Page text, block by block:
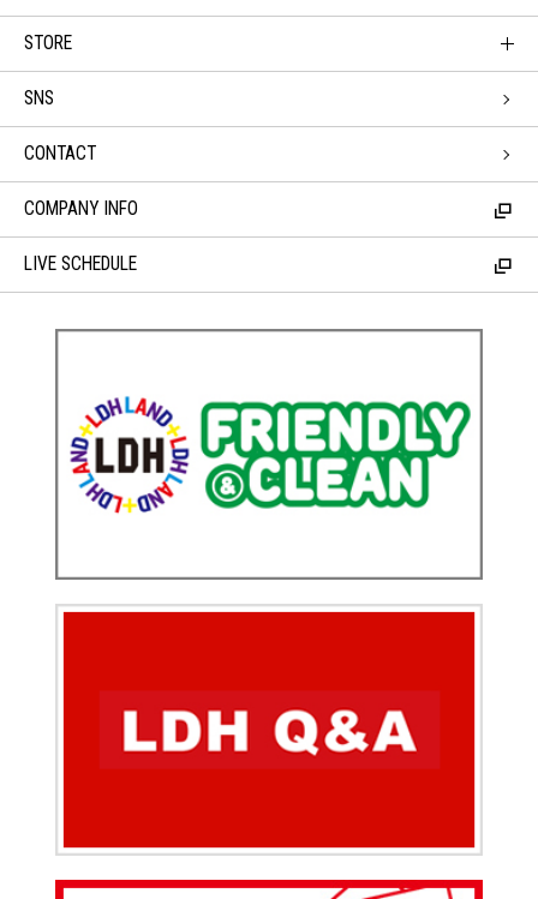
STORE
SNS
CONTACT
COMPANY INFO
LIVE SCHEDULE